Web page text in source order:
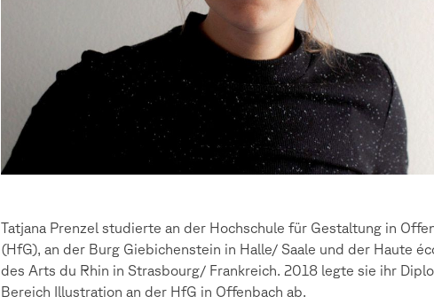
Tatjana Prenzel studierte an der Hochschule für Gestaltung in
(HfG), an der Burg Giebichenstein in Halle/ Saale und der Haute
des Arts du Rhin in Strasbourg/ Frankreich. 2018 legte sie ihr
Bereich Illustration an der HfG in Offenbach ab.